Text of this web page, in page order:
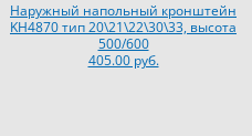
Наружный напольный кронштейн
KH4870 тип 20\21\22\30\33, высота
500/600
405.00 руб.